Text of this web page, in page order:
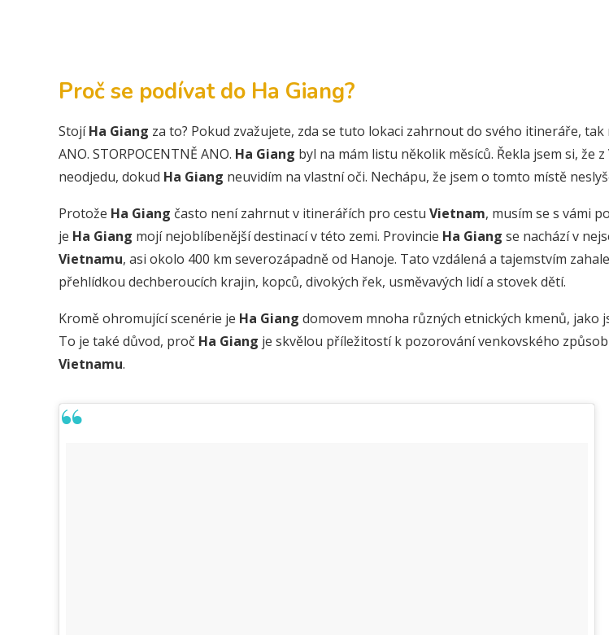
Proč se podívat do Ha Giang?
StojíHa Giang za to? Pokud zvažujete, zda se tuto lokaci zahrnout do svého itineráře, tak
ANO. STORPOCENTNĚ ANO. Ha Giang byl na mám listu několik měsíců. Řekla jsem si, že z
neodjedu, dokud Ha Giang neuvidím na vlastní oči. Nechápu, že jsem o tomto místě
Protože Ha Giang často není zahrnut v itinerářích pro cestu Vietnam, musím se s vámi
je Ha Giang mojí nejoblíbenější destinací v této zemi. Provincie Ha Giang se nachází v
Vietnamu, asi okolo 400 km severozápadně od Hanoje. Tato vzdálená a tajemstvím
přehlídkou dechberoucích krajin, kopců, divokých řek, usměvavých lidí a stovek dětí.
Kromě ohromující scenérie je Ha Giang domovem mnoha různých etnických kmenů, jako
To je také důvod, proč Ha Giang je skvělou příležitostí k pozorování venkovského
Vietnamu.